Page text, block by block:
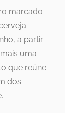
marcado
a partir
uma
que reúne
dos